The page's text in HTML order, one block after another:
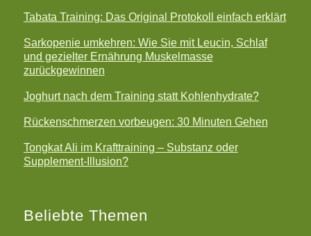
Tabata Training: Das Original Protokoll einfach erklärt
Sarkopenie umkehren: Wie Sie mit Leucin, Schlaf
und gezielter Ernährung Muskelmasse
zurückgewinnen
Joghurt nach dem Training statt Kohlenhydrate?
Rückenschmerzen vorbeugen: 30 Minuten Gehen
Tongkat Ali im Krafttraining – Substanz oder
Supplement-Illusion?
Beliebte Themen